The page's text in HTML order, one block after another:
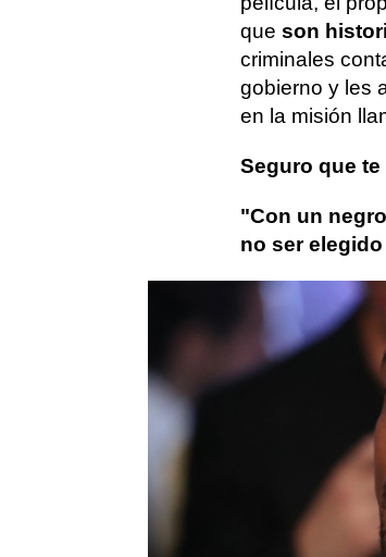
que son
criminales
gobierno y les
en la misión
Seguro que
"Con un
no ser
will smith